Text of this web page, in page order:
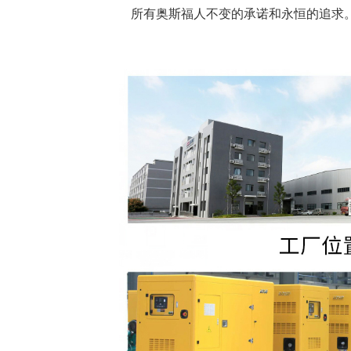
所有奥斯福人不变的承诺和永恒的追求